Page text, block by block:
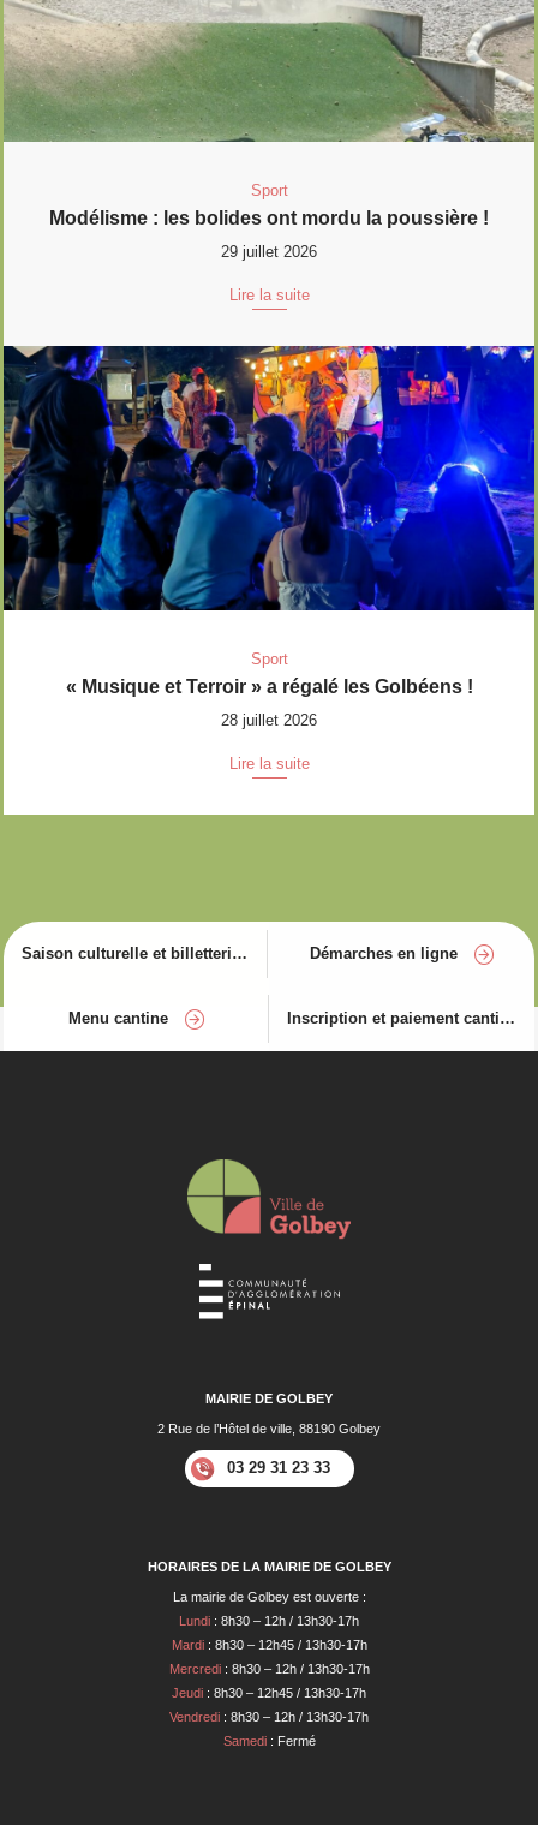
Sport
Modélisme : les bolides ont mordu la poussière !
29 juillet 2026
Lire la suite
Sport
« Musique et Terroir » a régalé les Golbéens !
28 juillet 2026
Lire la suite
Saison culturelle et billetterie Démarches en ligne
Menu cantine Inscription et paiement cantine
MAIRIE DE GOLBEY
2 Rue de l’Hôtel de ville, 88190 Golbey
03 29 31 23 33
HORAIRES DE LA MAIRIE DE GOLBEY
La mairie de Golbey est ouverte :
Lundi : 8h30 – 12h / 13h30-17h
Mardi: 8h30 – 12h45 / 13h30-17h
Mercredi: 8h30 – 12h / 13h30-17h
Jeudi : 8h30 – 12h45 / 13h30-17h
Vendredi : 8h30 – 12h / 13h30-17h
Samedi: Fermé